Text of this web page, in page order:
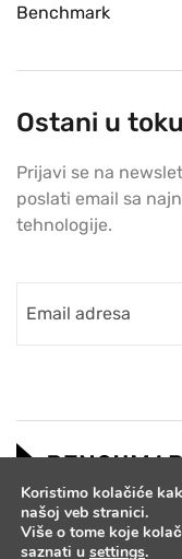
Benchmark
Ostani u
Prijavi se na
poslati email sa
tehnologije.
Koristimo kolačiće
našoj veb stranici.
Više o tome koje
saznati u settings.